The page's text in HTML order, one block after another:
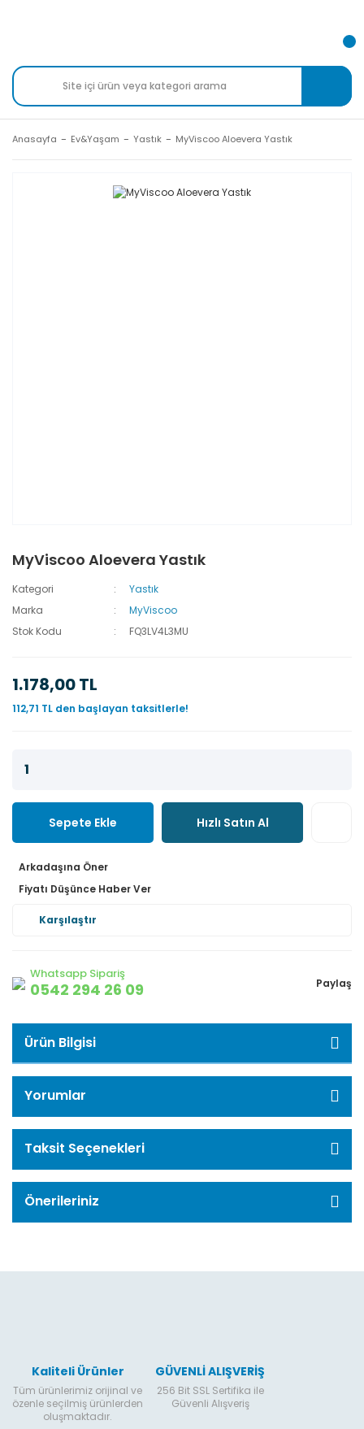
Anasayfa Ev&Yaşam Yastık MyViscoo Aloevera Yastık
MyViscoo Aloevera Yastık
Kategori
Yastık
Marka
MyViscoo
Stok Kodu
FQ3LV4L3MU
1.178,00 TL
112,71 TL den başlayan taksitlerle!
Sepete Ekle Hızlı Satın Al
Arkadaşına Öner
Fiyatı Düşünce Haber Ver
Karşılaştır
Whatsapp Sipariş
0542 294 26 09 Paylaş
Ürün Bilgisi
Yorumlar
Taksit Seçenekleri
Önerileriniz
Kaliteli Ürünler
Tüm ürünlerimiz orijinal ve
özenle seçilmiş ürünlerden
oluşmaktadır.
GÜVENLİ ALIŞVERİŞ
256 Bit SSL Sertifika ile
Güvenli Alışveriş